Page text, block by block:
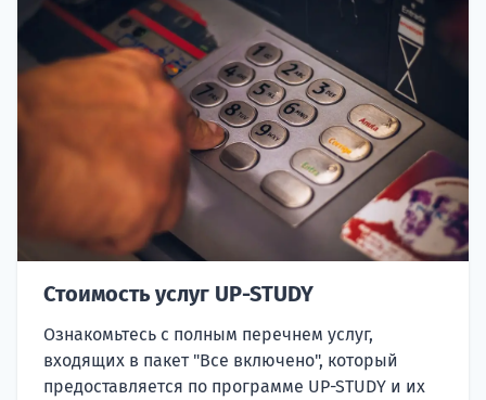
Стоимость услуг UP-STUDY
Ознакомьтесь с полным перечнем услуг,
входящих в пакет "Все включено", который
предоставляется по программе UP-STUDY и их